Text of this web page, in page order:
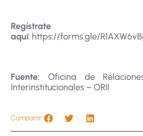
Regístrate
aquí: https://forms.gle/
Fuente: Oficina de
Interinstitucionales – ORII
Compartir: